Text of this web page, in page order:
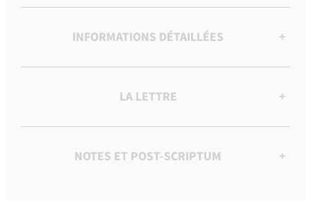
INFORMATIONS DÉTAILLÉES +
LA LETTRE +
NOTES ET POST-SCRIPTUM +